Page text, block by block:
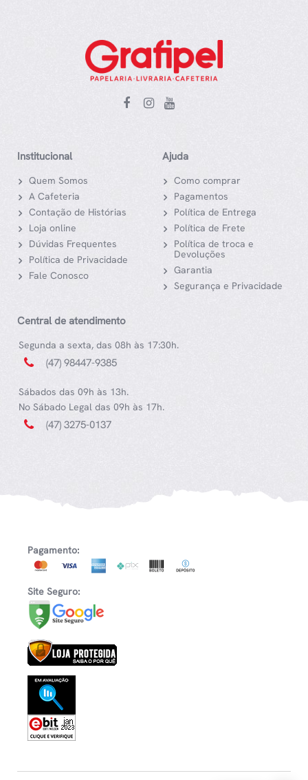
Institucional
Quem Somos
A Cafeteria
Contação de Histórias
Loja online
Dúvidas Frequentes
Política de Privacidade
Fale Conosco
Ajuda
Como comprar
Pagamentos
Política de Entrega
Política de Frete
Política de troca e
Devoluções
Garantia
Segurança e Privacidade
Central de atendimento
Segunda a sexta, das 08h às 17:30h.
(47) 98447-9385
Sábados das 09h às 13h.
No Sábado Legal das 09h às 17h.
(47) 3275-0137
Pagamento:
Site Seguro: